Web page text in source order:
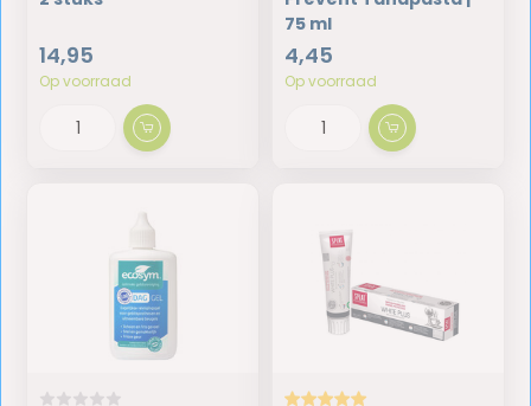
14,95
Op voorraad
75 ml
4,45
Op voorraad